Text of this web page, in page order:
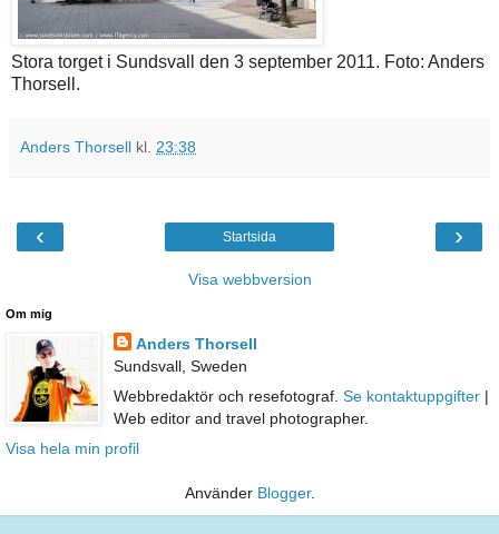
Stora torget i Sundsvall den 3 september 2011. Foto: Anders
Thorsell.
Anders Thorsell kl. 23:38
‹ ›
Startsida
Visa webbversion
Om mig
Anders Thorsell
Sundsvall, Sweden
Webbredaktör och resefotograf. Se kontaktuppgifter|
Web editor and travel photographer.
Visa hela min profil
Använder Blogger.